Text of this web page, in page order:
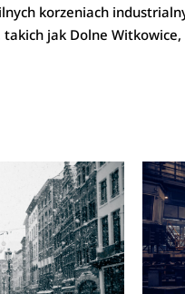
korzeniach
takich jak Dolne